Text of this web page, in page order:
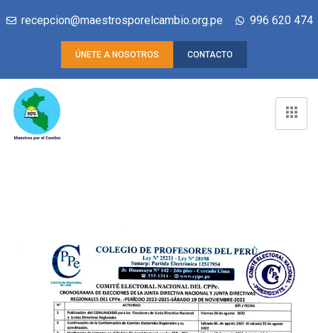
recepcion@maestrosporelcambio.org.pe 996 620 474
ÚNETE A NOSOTROS CONTACTO